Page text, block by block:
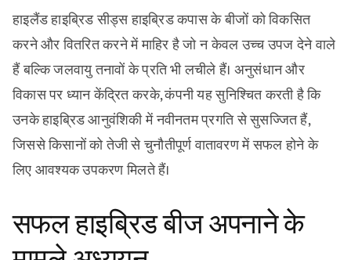
हाइलैंड हाइब्रिड सीड्स हाइब्रिड कपास के बीजों को विकसित
करने और वितरित करने में माहिर है जो न केवल उच्च उपज देने वाले
हैं बल्कि जलवायु तनावों के प्रति भी लचीले हैं। अनुसंधान और
विकास पर ध्यान केंद्रित करके, कंपनी यह सुनिश्चित करती है कि
उनके हाइब्रिड आनुवंशिकी में नवीनतम प्रगति से सुसज्जित हैं,
जिससे किसानों को तेजी से चुनौतीपूर्ण वातावरण में सफल होने के
लिए आवश्यक उपकरण मिलते हैं।
सफल हाइब्रिड बीज अपनाने के